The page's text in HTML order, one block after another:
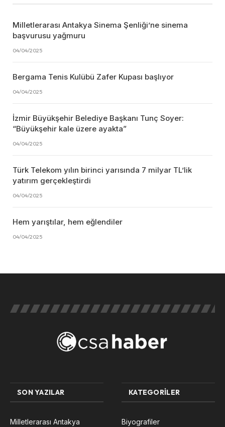
Milletlerarası Antakya Sinema Şenliği’ne sinema
başvurusu yağmuru
04/04/2025
Bergama Tenis Kulübü Zafer Kupası başlıyor
04/04/2025
İzmir Büyükşehir Belediye Başkanı Tunç Soyer:
“Büyükşehir kale üzere ayakta”
04/04/2025
Türk Telekom yılın birinci yarısında 7 milyar TL’lik
yatırım gerçekleştirdi
04/04/2025
Hem yarıştılar, hem eğlendiler
04/04/2025
SON YAZILAR
Milletlerarası Antakya
KATEGORILER
Biyografiler